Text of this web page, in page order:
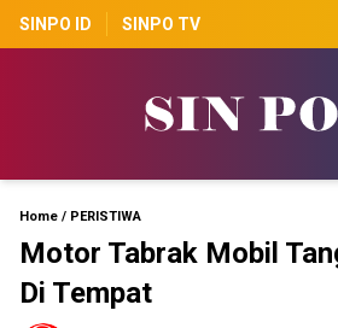
SINPO ID SINPO TV
Home / PERISTIWA
Motor Tabrak Mobil
Di Tempat